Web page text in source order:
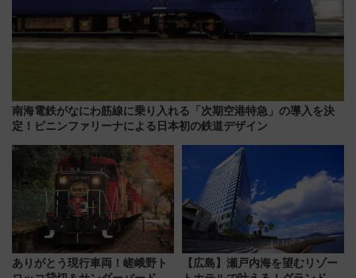
南海電鉄がなにわ筋線に乗り入れる「次期空港特急」の導入を決
定！ピニンファリーナによる日本初の鉄道デザイン
ありがとう現行車両！嵯峨野ト
【広島】瀬戸内海を望むリゾー